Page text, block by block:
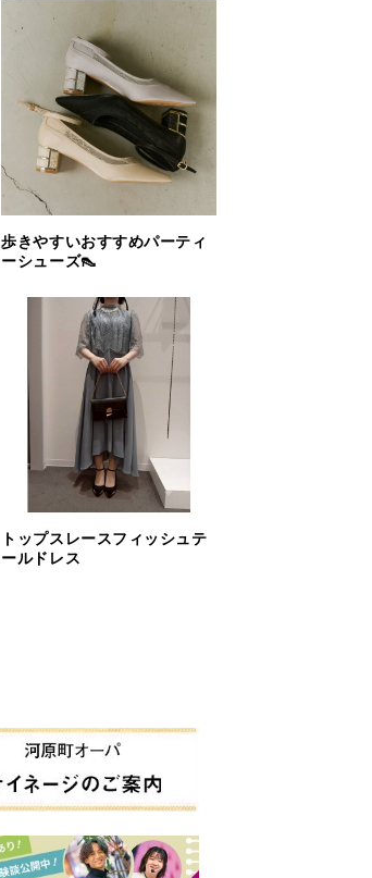
歩きやすいおすすめパーティ
ーシューズ👠
トップスレースフィッシュテ
ールドレス